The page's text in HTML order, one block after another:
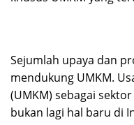
Sejumlah upaya dan
mendukung UMKM.
(UMKM) sebagai
bukan lagi hal baru di